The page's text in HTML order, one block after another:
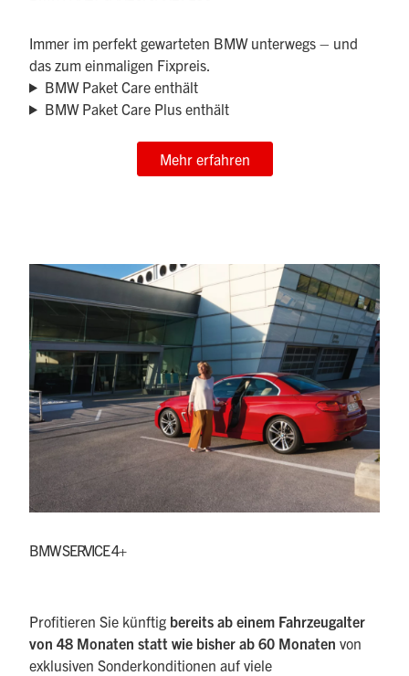
Immer im perfekt gewarteten BMW unterwegs – und
das zum einmaligen Fixpreis.
BMW Paket Care enthält
BMW Paket Care Plus enthält
Mehr erfahren
BMW SERVICE 4+
Profitieren Sie künftig bereits ab einem Fahrzeugalter
von 48 Monaten statt wie bisher ab 60 Monaten von
exklusiven Sonderkonditionen auf viele